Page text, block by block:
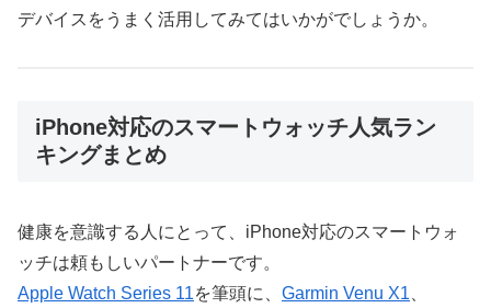
デバイスをうまく活用してみてはいかがでしょうか。
iPhone対応のスマートウォッチ人気ラン
キングまとめ
健康を意識する人にとって、iPhone対応のスマートウォ
ッチは頼もしいパートナーです。
Apple Watch Series 11を筆頭に、 Garmin Venu X1